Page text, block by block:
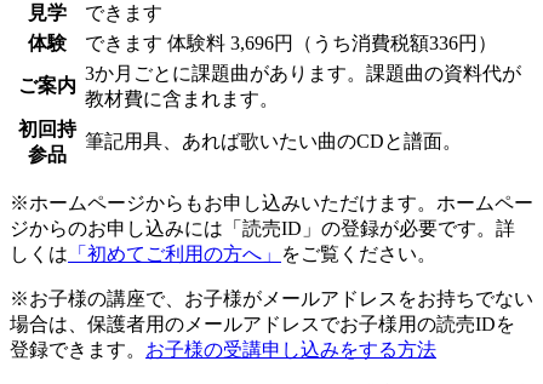
見学
できます
体験
できます 体験料 3,696円（うち消費税額336円）
ご案内
3か月ごとに課題曲があります。課題曲の資料代が
教材費に含まれます。
初回持
参品
筆記用具、あれば歌いたい曲のCDと譜面。
※ホームページからもお申し込みいただけます。ホームペー
ジからのお申し込みには「読売ID」の登録が必要です。詳
しくは 「初めてご利用の方へ」 をご覧ください。
※お子様の講座で、お子様がメールアドレスをお持ちでない
場合は、保護者用のメールアドレスでお子様用の読売IDを
登録できます。 お子様の受講申し込みをする方法